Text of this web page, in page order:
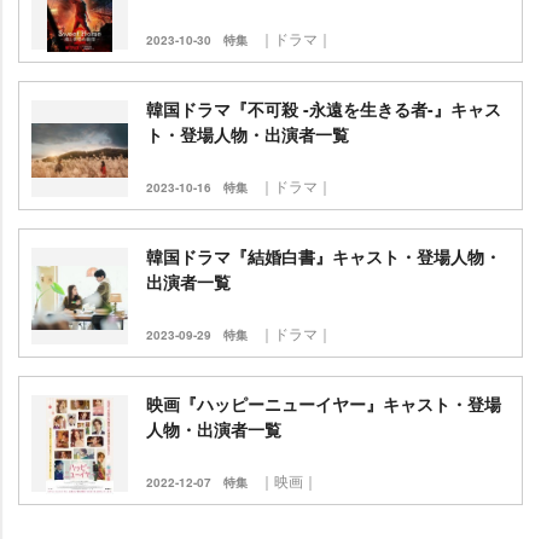
2023-10-30 特集 ｜ドラマ｜
韓国ドラマ『不可殺 -永遠を生きる者-』キャス
ト・登場人物・出演者一覧
2023-10-16 特集 ｜ドラマ｜
韓国ドラマ『結婚白書』キャスト・登場人物・
出演者一覧
2023-09-29 特集 ｜ドラマ｜
映画『ハッピーニューイヤー』キャスト・登場
人物・出演者一覧
2022-12-07 特集 ｜映画｜